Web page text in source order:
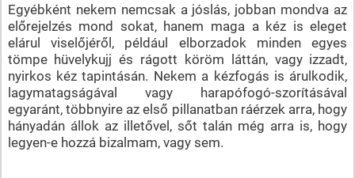
Egyébként nekem nemcsak a jóslás, jobban mondva az
előrejelzés mond sokat, hanem maga a kéz is eleget
elárul viselőjéről, például elborzadok minden egyes
tömpe hüvelykujj és rágott köröm láttán, vagy izzadt,
nyirkos kéz tapintásán. Nekem a kézfogás is árulkodik,
lagymatagságával vagy harapófogó-szorításával
egyaránt, többnyire az első pillanatban ráérzek arra, hogy
hányadán állok az illetővel, sőt talán még arra is, hogy
legyen-e hozzá bizalmam, vagy sem.